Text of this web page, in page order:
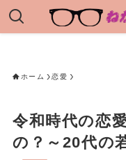
ホーム 恋愛
令和時代の恋
の？～20代の